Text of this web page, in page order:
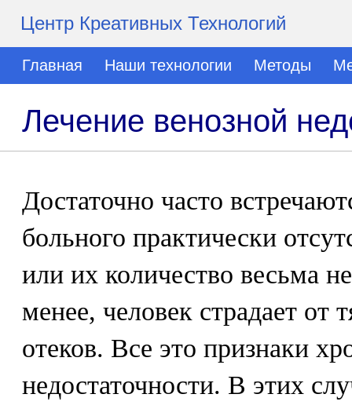
Центр Креативных Технологий
Главная Наши технологии Методы
Лечение венозной
Достаточно часто
больного практически
или их количество весьма
менее, человек страдает от
отеков. Все это признаки
недостаточности. В этих